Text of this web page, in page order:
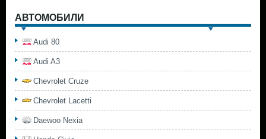
АВТОМОБИЛИ
Audi 80
Audi A3
Chevrolet Cruze
Chevrolet Lacetti
Daewoo Nexia